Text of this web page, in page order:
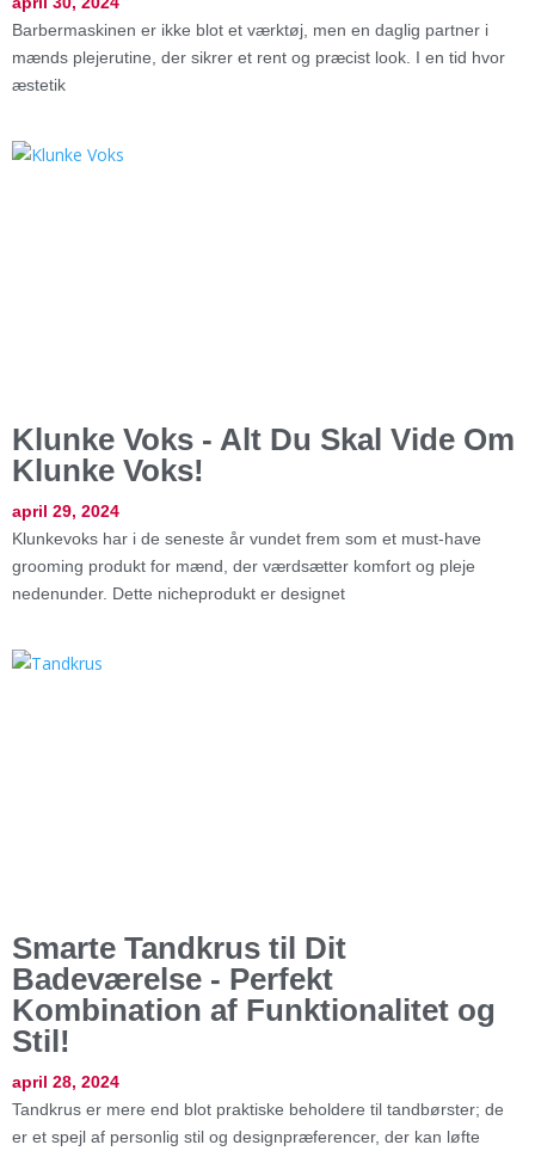
Barbermaskinen er ikke blot et værktøj, men en daglig partner i
mænds plejerutine, der sikrer et rent og præcist look. I en tid hvor
æstetik
Klunke Voks - Alt Du Skal Vide Om
Klunke Voks!
april 29, 2024
Klunkevoks har i de seneste år vundet frem som et must-have
grooming produkt for mænd, der værdsætter komfort og pleje
nedenunder. Dette nicheprodukt er designet
Smarte Tandkrus til Dit
Badeværelse - Perfekt
Kombination af Funktionalitet og
Stil!
april 28, 2024
Tandkrus er mere end blot praktiske beholdere til tandbørster; de
er et spejl af personlig stil og designpræferencer, der kan løfte